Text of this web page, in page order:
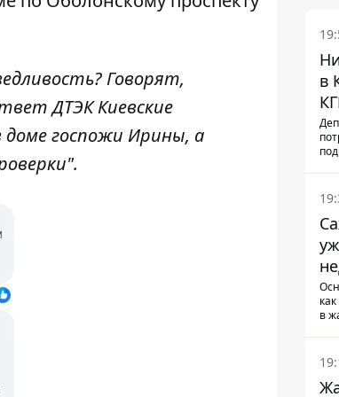
Говорят,
ДТЭК Киевские
доме госпожи Ирины, а
в
в